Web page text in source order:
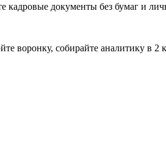
кадровые документы без бумаг и
воронку, собирайте аналитику в 2